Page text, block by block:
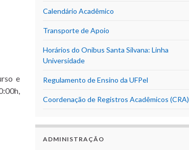
e
Calendário Acadêmico
Transporte de Apoio
Horários do Onibus Santa Silvana: Linha
Universidade
Regulamento de Ensino da UFPel
Coordenação de Registros Acadêmicos (CRA)
ADMINISTRAÇÃO